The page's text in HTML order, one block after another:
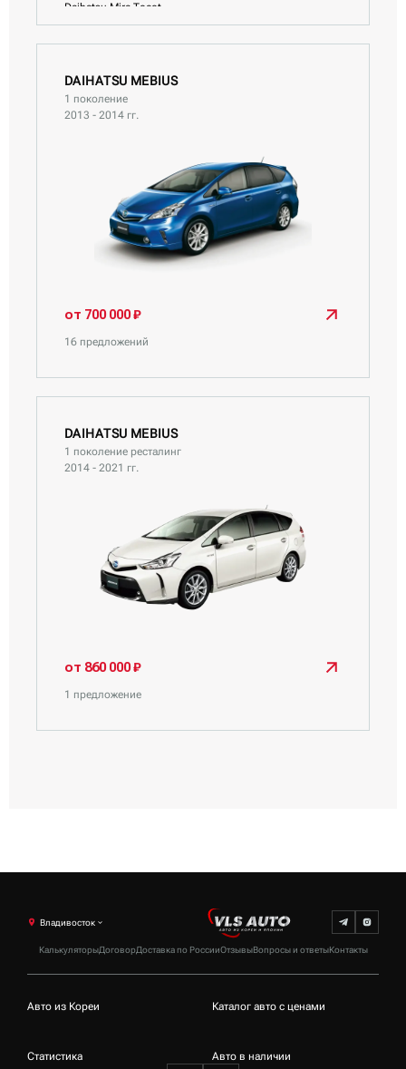
Daihatsu Mira Tocot
Daihatsu Move Canbus
Daihatsu Move Conte
Daihatsu Taft
Daihatsu Tanto
Daihatsu Tanto Exe
Daihatsu Thor
Daihatsu Wake
DAIHATSU MEBIUS
1 поколение
2013 - 2014 гг.
от 700 000 ₽
16 предложений
DAIHATSU MEBIUS
1 поколение ресталинг
2014 - 2021 гг.
от 860 000 ₽
1 предложение
КалькуляторыДоговорДоставка по РоссииОтзывыВопросы и ответыКонтакты
Владивосток
Авто из Кореи Каталог авто с ценами
Статистика Авто в наличии